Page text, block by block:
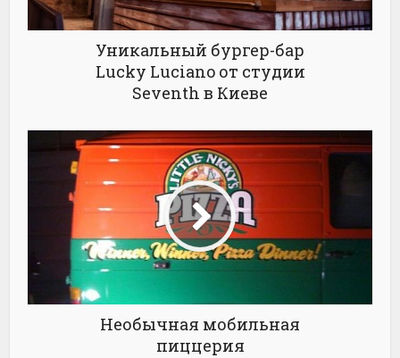
Уникальный бургер-бар
Lucky Luciano от студии
Seventh в Киеве
Необычная мобильная
пиццерия